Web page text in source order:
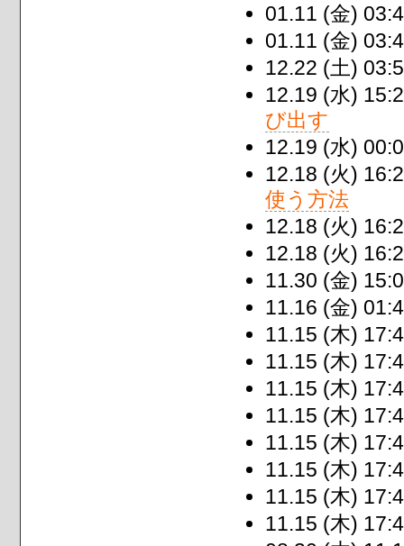
01.11 (金)
01.11 (金)
12.22 (土)
12.19 (水)
び出す
12.19 (水)
12.18 (火)
使う方法
12.18 (火)
12.18 (火)
11.30 (金)
11.16 (金)
11.15 (木)
11.15 (木)
11.15 (木)
11.15 (木)
11.15 (木)
11.15 (木)
11.15 (木)
11.15 (木)